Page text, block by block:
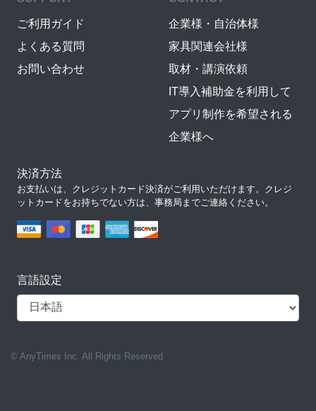
ご利用ガイド
よくある質問
お問い合わせ
企業様・自治体様
家具関連会社様
取材・講演依頼
IT導入補助金を利用して
アプリ制作を希望される
企業様へ
決済方法
お支払いは、クレジットカード決済がご利用いただけます。クレジ
ットカードをお持ちでない方は、事務局までご連絡ください。
言語設定
© AnyTimes Inc. All Rights Reserved